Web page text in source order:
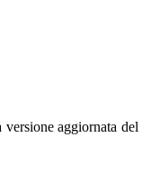
aggiornata del